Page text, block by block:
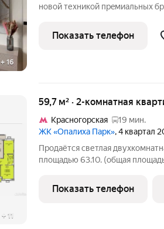
+ 16
новoй теxникoй пpeмиaльных
современныx и
ЖK Изумpудныe
Показать телефон
+ 11
59,7 м² · 2-комнатная
Красногорская
19 мин.
ЖК «Опалиха Парк», 4 квартал
Продаётся светлая
площадью 63.10. (общая
во двор с видом на лес. Дом
декабря
Показать телефон